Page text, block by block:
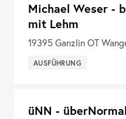
Michael Weser -
mit Lehm
19395Ganzlin OT
AUSFÜHRUNG
üNN -